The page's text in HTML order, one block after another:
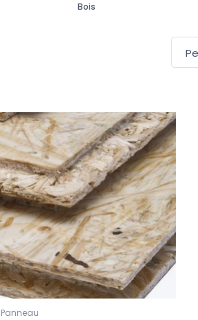
Bois
Panneau